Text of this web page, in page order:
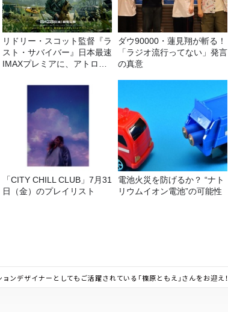
リドリー・スコット監督『ラ
スト・サバイバー』日本最速
IMAXプレミアに、アトロク
ダウ90000・蓮見翔が斬る！
「ラジオ流行ってない」発言
の真意
「CITY CHILL CLUB」7月31
日（金）のプレイリスト
電池火災を防げるか？ “ナト
リウムイオン電池”の可能性
ョンデザイナーとしてもご活躍されている「篠原ともえ」さんをお迎え！